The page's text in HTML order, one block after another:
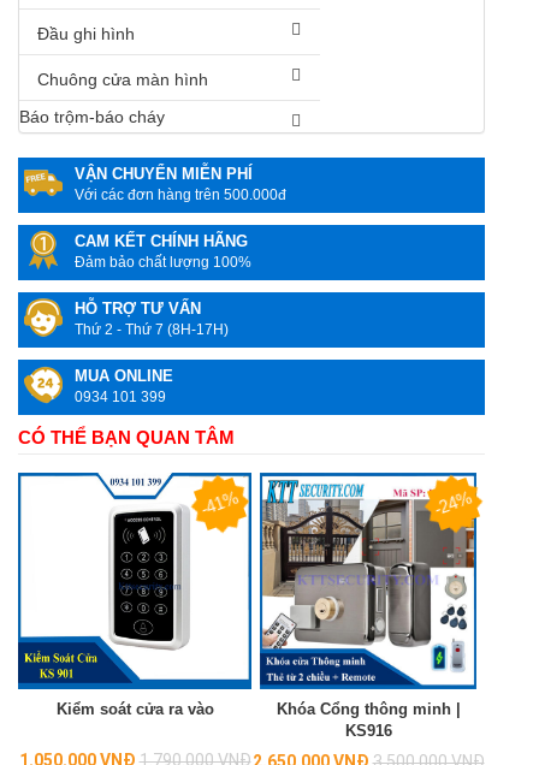
Đầu ghi hình
Chuông cửa màn hình
Báo trộm-báo cháy
VẬN CHUYỂN MIỄN PHÍ
Với các đơn hàng trên 500.000đ
CAM KẾT CHÍNH HÃNG
Đảm bảo chất lượng 100%
HỖ TRỢ TƯ VẤN
Thứ 2 - Thứ 7 (8H-17H)
MUA ONLINE
0934 101 399
CÓ THỂ BẠN QUAN TÂM
-41%
Kiểm soát cửa ra vào
1.050.000 VNĐRegular
1.790.000 VNĐ
-24%
Khóa Cổng thông minh |
KS916
2.650.000 VNĐRegular
3.500.000 VNĐ